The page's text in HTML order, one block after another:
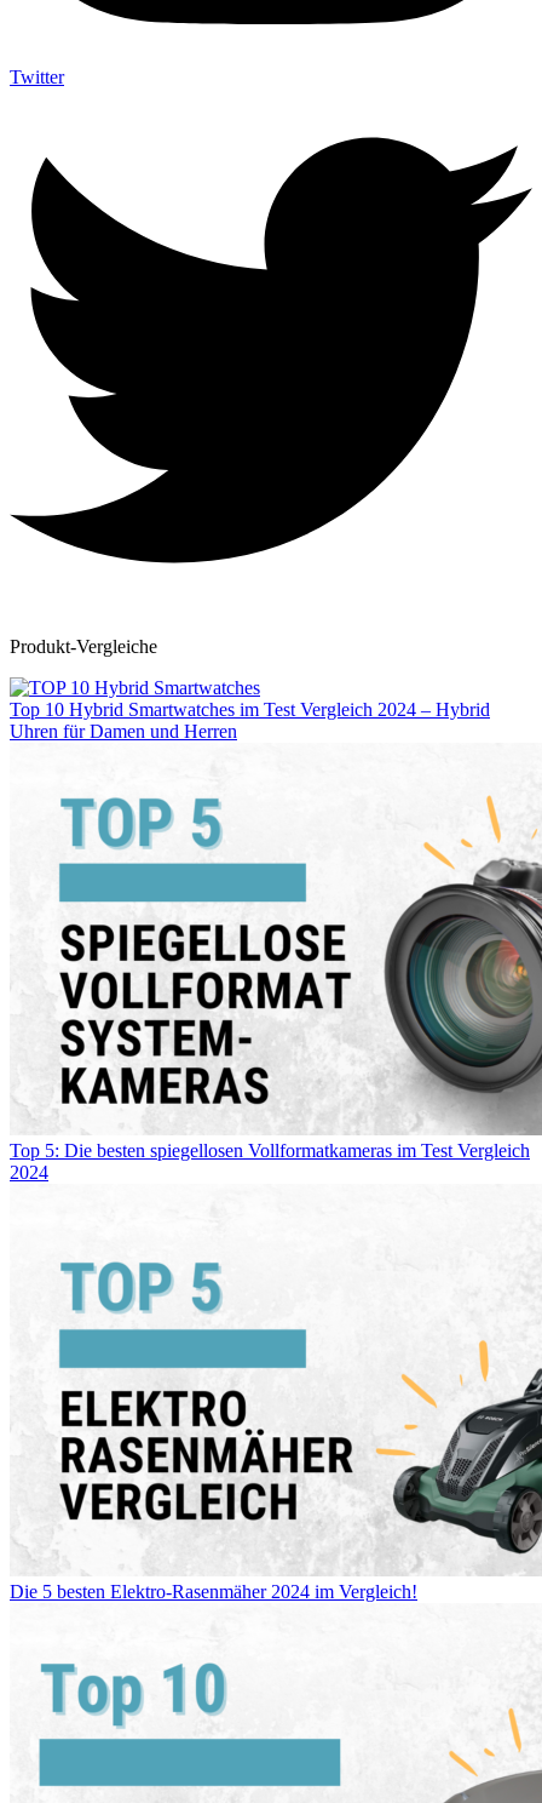
Twitter
Produkt-Vergleiche
Top 10 Hybrid Smartwatches im Test Vergleich 2024 – Hybrid
Uhren für Damen und Herren
Top 5: Die besten spiegellosen Vollformatkameras im Test Vergleich
2024
Die 5 besten Elektro-Rasenmäher 2024 im Vergleich!